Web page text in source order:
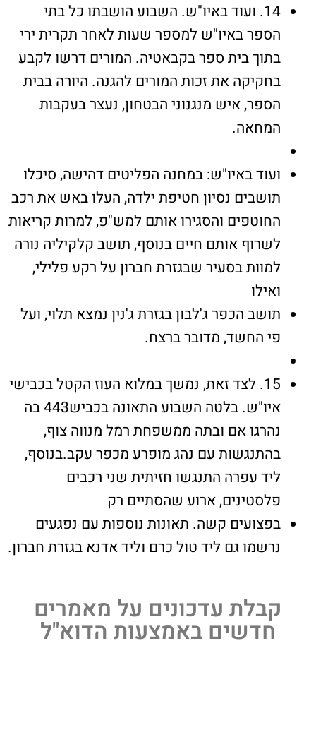
14. ועוד באיו"ש. השבוע הושבתו כל בתי
הספר באיו"ש למספר שעות לאחר תקרית ירי
בתוך בית ספר בקבאטיה. המורים דרשו לקבע
בחקיקה את זכות המורים להגנה. היורה בבית
הספר, איש מנגנוני הבטחון, נעצר בעקבות
המחאה.
ועוד באיו"ש: במחנה הפליטים דהישה, סיכלו
תושבים נסיון חטיפת ילדה, העלו באש את רכב
החוטפים והסגירו אותם למש"פ, למרות קריאות
לשרוף אותם חיים בנוסף, תושב קלקיליה נורה
למוות בסעיר שבגזרת חברון על רקע פלילי,
ואילו
תושב הכפר ג'לבון בגזרת ג'נין נמצא תלוי, ועל
פי החשד, מדובר ברצח.
15. לצד זאת, נמשך במלוא העוז הקטל בכבישי
איו"ש. בלטה השבוע התאונה בכביש443 בה
נהרגו אם ובתה ממשפחת רמל מנווה צוף,
בהתנגשות עם נהג מופרע מכפר עקב.בנוסף,
ליד עפרה התנגשו חזיתית שני רכבים
פלסטינים, ארוע שהסתיים רק
בפצועים קשה. תאונות נוספות עם נפגעים
נרשמו גם ליד טול כרם וליד אדנא בגזרת חברון.
קבלת עדכונים על מאמרים
חדשים באמצעות הדוא"ל